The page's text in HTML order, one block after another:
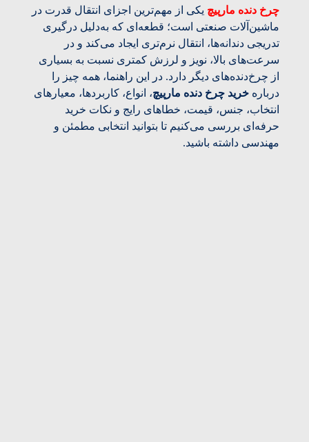
چرخ دنده مارپیچ یکی از مهم‌ترین اجزای انتقال قدرت در
ماشین‌آلات صنعتی است؛ قطعه‌ای که به‌دلیل درگیری
تدریجی دندانه‌ها، انتقال نرم‌تری ایجاد می‌کند و در
سرعت‌های بالا، نویز و لرزش کمتری نسبت به بسیاری
از چرخ‌دنده‌های دیگر دارد. در این راهنما، همه چیز را
درباره خرید چرخ دنده مارپیچ، انواع، کاربردها، معیارهای
انتخاب، جنس، قیمت، خطاهای رایج و نکات خرید
حرفه‌ای بررسی می‌کنیم تا بتوانید انتخابی مطمئن و
مهندسی داشته باشید.